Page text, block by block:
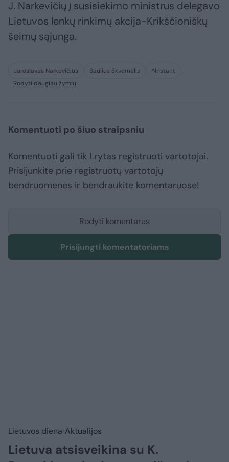
J. Narkevičių į susisiekimo ministrus delegavo
Lietuvos lenkų rinkimų akcija-Krikščioniškų
šeimų sąjunga.
Jaroslavas Narkevičius Saulius Skvernelis
^Instant
Rodyti daugiau žymių
Komentuoti po šiuo straipsniu
Komentuoti gali tik Lrytas registruoti vartotojai.
Prisijunkite prie registruotų vartotojų
bendruomenės ir bendraukite komentaruose!
Rodyti komentarus
Prisijungti komentatoriams
Lietuvos diena Aktualijos
Lietuva atsisveikina su K.